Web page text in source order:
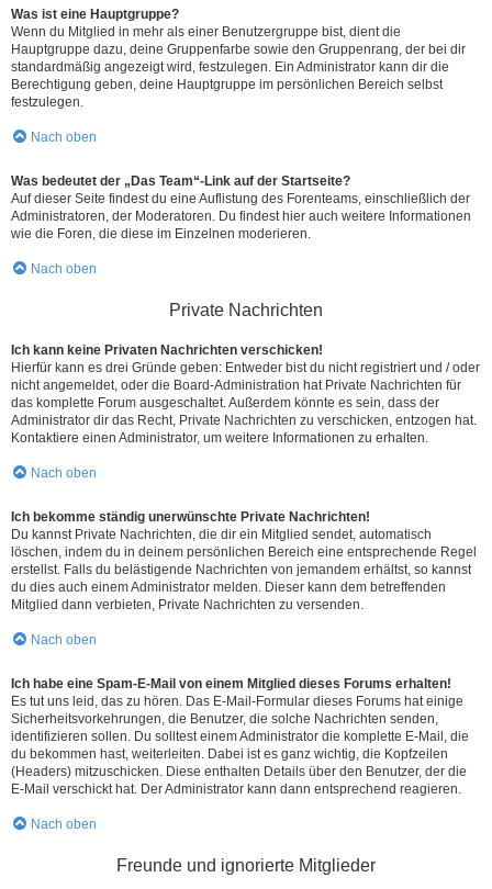
Was ist eine Hauptgruppe?
Wenn du Mitglied in mehr als einer Benutzergruppe bist, dient die
Hauptgruppe dazu, deine Gruppenfarbe sowie den Gruppenrang, der bei dir
standardmäßig angezeigt wird, festzulegen. Ein Administrator kann dir die
Berechtigung geben, deine Hauptgruppe im persönlichen Bereich selbst
festzulegen.
Nach oben
Was bedeutet der „Das Team“-Link auf der Startseite?
Auf dieser Seite findest du eine Auflistung des Forenteams, einschließlich der
Administratoren, der Moderatoren. Du findest hier auch weitere Informationen
wie die Foren, die diese im Einzelnen moderieren.
Nach oben
Private Nachrichten
Ich kann keine Privaten Nachrichten verschicken!
Hierfür kann es drei Gründe geben: Entweder bist du nicht registriert und / oder
nicht angemeldet, oder die Board-Administration hat Private Nachrichten für
das komplette Forum ausgeschaltet. Außerdem könnte es sein, dass der
Administrator dir das Recht, Private Nachrichten zu verschicken, entzogen hat.
Kontaktiere einen Administrator, um weitere Informationen zu erhalten.
Nach oben
Ich bekomme ständig unerwünschte Private Nachrichten!
Du kannst Private Nachrichten, die dir ein Mitglied sendet, automatisch
löschen, indem du in deinem persönlichen Bereich eine entsprechende Regel
erstellst. Falls du belästigende Nachrichten von jemandem erhältst, so kannst
du dies auch einem Administrator melden. Dieser kann dem betreffenden
Mitglied dann verbieten, Private Nachrichten zu versenden.
Nach oben
Ich habe eine Spam-E-Mail von einem Mitglied dieses Forums erhalten!
Es tut uns leid, das zu hören. Das E-Mail-Formular dieses Forums hat einige
Sicherheitsvorkehrungen, die Benutzer, die solche Nachrichten senden,
identifizieren sollen. Du solltest einem Administrator die komplette E-Mail, die
du bekommen hast, weiterleiten. Dabei ist es ganz wichtig, die Kopfzeilen
(Headers) mitzuschicken. Diese enthalten Details über den Benutzer, der die
E-Mail verschickt hat. Der Administrator kann dann entsprechend reagieren.
Nach oben
Freunde und ignorierte Mitglieder